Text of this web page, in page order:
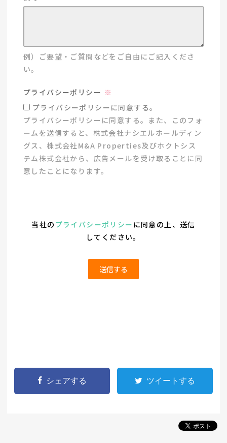
シェアする ツイートする